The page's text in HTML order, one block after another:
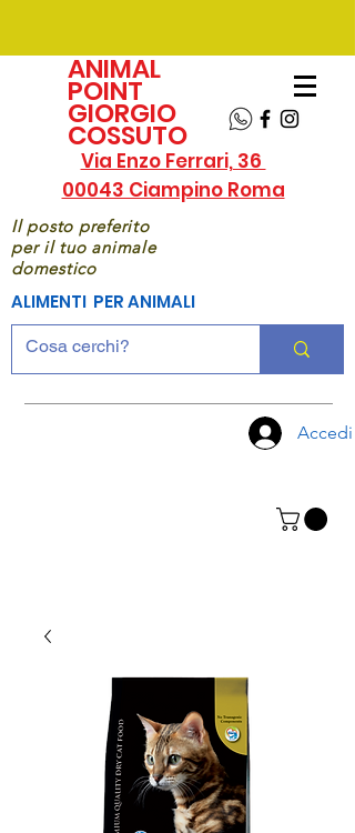
ANIMAL
POINT
GIORGIO
COSSUTO
Via Enzo Ferrari, 36
00043 Ciampino Roma
Il posto preferito
per il tuo animale
domestico
ALIMENTI PER ANIMALI
Accedi